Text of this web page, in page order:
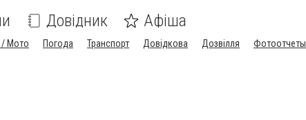
Довідник Афіша
/ Мото Погода Транспорт Довідкова Дозвілля Фотоотчеты